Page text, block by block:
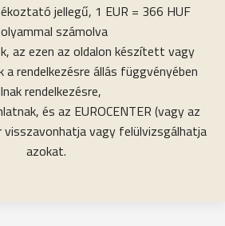
jellegű, 1 EUR = 366 HUF
számolva
az ezen az oldalon készített vagy
rendelkezésre állás függvényében
rendelkezésre,
és az EUROCENTER (vagy az
vagy felülvizsgálhatja
azokat.